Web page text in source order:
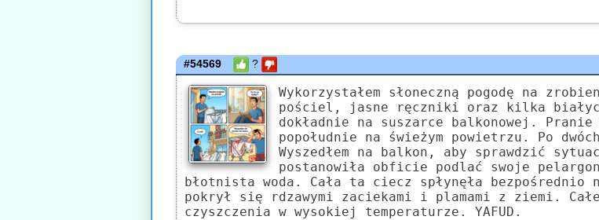
#54569 ?
Wykorzystałem słoneczną pogodę na
pościel, jasne ręczniki oraz kilka
dokładnie na suszarce balkonowej. Pranie
popołudnie na świeżym powietrzu. Po
Wyszedłem na balkon, aby sprawdzić
postanowiła obficie podlać swoje
błotnista woda. Cała ta ciecz spłynęła
pokrył się rdzawymi zaciekami i plamami z ziemi.
czyszczenia w wysokiej temperaturze. YAFUD.